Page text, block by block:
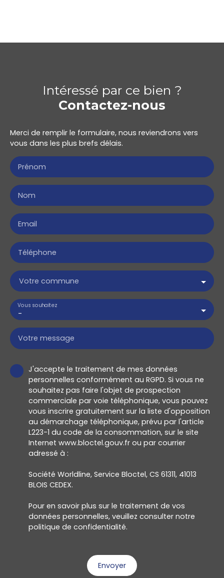
Intéressé par ce bien ?
Contactez-nous
Merci de remplir le formulaire, nous reviendrons vers
vous dans les plus brefs délais.
Prénom
Nom
Email
Téléphone
Votre commune
-
Vous souhaitez
Votre message
J'accepte le traitement de mes données
personnelles conformément au RGPD. Si vous ne
souhaitez pas faire l'objet de prospection
commerciale par voie téléphonique, vous pouvez
vous inscrire gratuitement sur la liste d'opposition
au démarchage téléphonique, prévu par l'article
L223-1 du code de la consommation, sur le site
Internet www.bloctel.gouv.fr ou par courrier
adressé à :
Société Worldline, Service Bloctel, CS 61311, 41013
BLOIS CEDEX.
Pour en savoir plus sur le traitement de vos
données personnelles, veuillez consulter notre
politique de confidentialité.
Envoyer